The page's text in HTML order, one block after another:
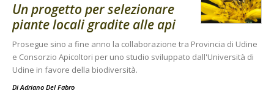
Un progetto per selezionare
piante locali gradite alle api
Prosegue sino a fine anno la collaborazione tra Provincia di Udine
e Consorzio Apicoltori per uno studio sviluppato dall'Università di
Udine in favore della biodiversità.
DiAdriano Del Fabro